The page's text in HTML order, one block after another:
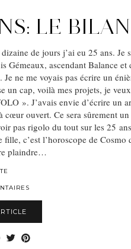
LE BILAN
de jours j’ai eu 25 ans. Je
Gémeaux, ascendant Balance
Je ne me voyais pas écrire un
un cap, voilà mes projets, je
». J’avais envie d’écrire un
cœur ouvert. Ce sera sûrement
pas rigolo du tout sur les 25
fille, c’est l’horoscope de
plaindre…